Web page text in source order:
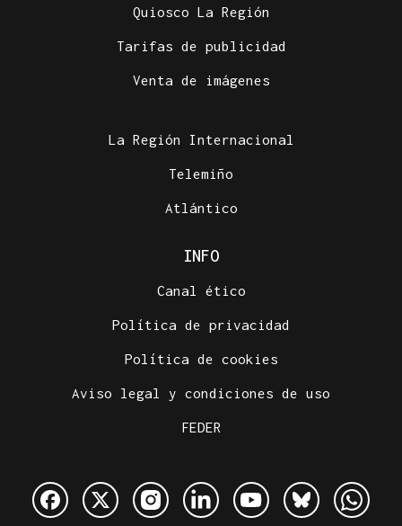
Quiosco La Región
Tarifas de publicidad
Venta de imágenes
La Región Internacional
Telemiño
Atlántico
INFO
Canal ético
Política de privacidad
Política de cookies
Aviso legal y condiciones de uso
FEDER